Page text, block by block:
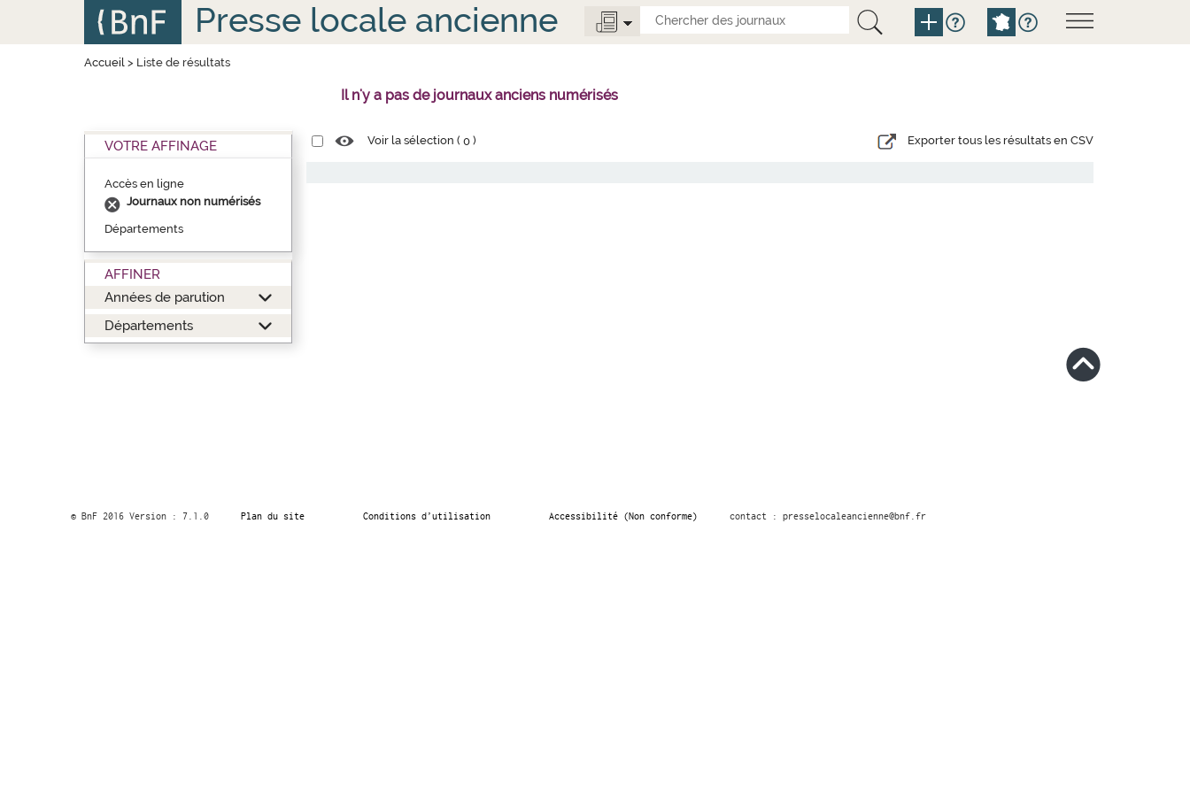
Presse locale ancienne
Accueil> Liste de résultats
Il n'y a pas de journaux anciens numérisés
VOTRE AFFINAGE
Accès en ligne
Journaux non numérisés
Départements
AFFINER
Années de parution
Départements
Voir la sélection (0 ) Exporter tous les résultats en CSV
© BnF 2016 Version : 7.1.0 Plan du site Conditions d’utilisation Accessibilité (Non conforme) contact : presselocaleancienne@bnf.fr
Panneau de gestion des cookies